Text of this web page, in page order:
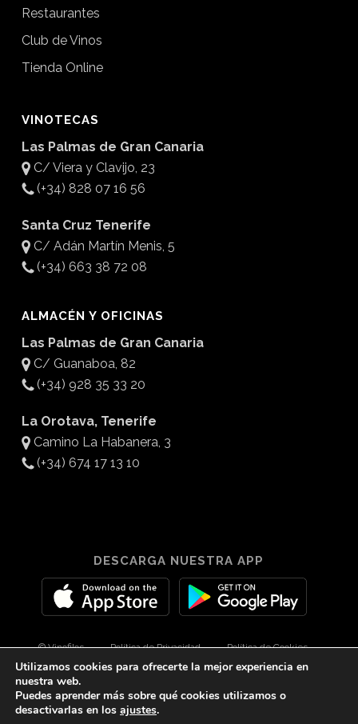
Restaurantes
Club de Vinos
Tienda Online
VINOTECAS
Las Palmas de Gran Canaria
C/ Viera y Clavijo, 23
(+34) 828 07 16 56
Santa Cruz Tenerife
C/ Adán Martín Menis, 5
(+34) 663 38 72 08
ALMACÉN Y OFICINAS
Las Palmas de Gran Canaria
C/ Guanaboa, 82
(+34) 928 35 33 20
La Orotava, Tenerife
Camino La Habanera, 3
(+34) 674 17 13 10
DESCARGA NUESTRA APP
© Vinofilos Política de Privacidad Política de Cookies
Aviso Legal Diseño por 3Com Maketing
facebookyoutube
Utilizamos cookies para ofrecerte la mejor experiencia en
nuestra web.
Puedes aprender más sobre qué cookies utilizamos o
desactivarlas en los ajustes.